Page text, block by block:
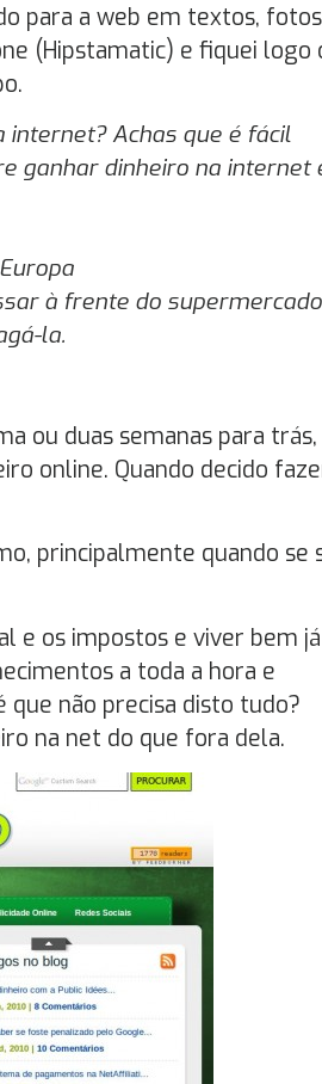
para a web em textos,
(Hipstamatic) e fiquei logo
internet? Achas que é fácil
ganhar dinheiro na internet
à frente do
la.
ou duas semanas para trás,
online. Quando decido
principalmente quando se
e os impostos e viver bem
a toda a hora e
não precisa disto tudo?
na net do que fora dela.